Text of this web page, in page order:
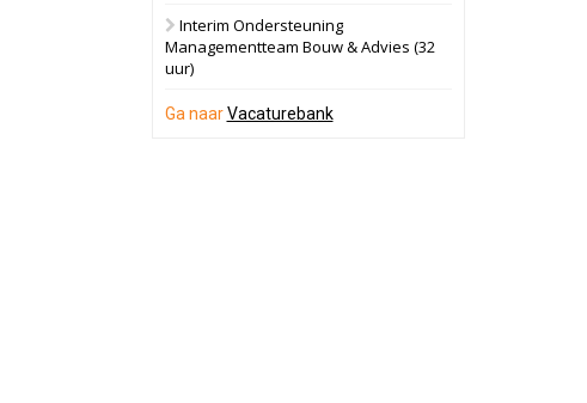
politiebureau
17 september 2026
Voormalig
Interim Ondersteuning
Managementteam Bouw & Advies (32
uur)
Ga naarVacaturebank